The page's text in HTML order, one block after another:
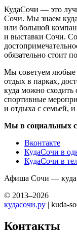
КудаСочи — это
Сочи. Мы знаем
или большой
и выставки Сочи.
обязательно стоит
Мы советуем любые
отдых в парках,
куда можно сходить
спортивные
и отдыха с семьей,
Мы в социальных
Вконтакте
КудаСочи в
КудаСочи в
Афиша Сочи — куда
© 2013–2026
кудасочи.ру | kuda-
Контакты